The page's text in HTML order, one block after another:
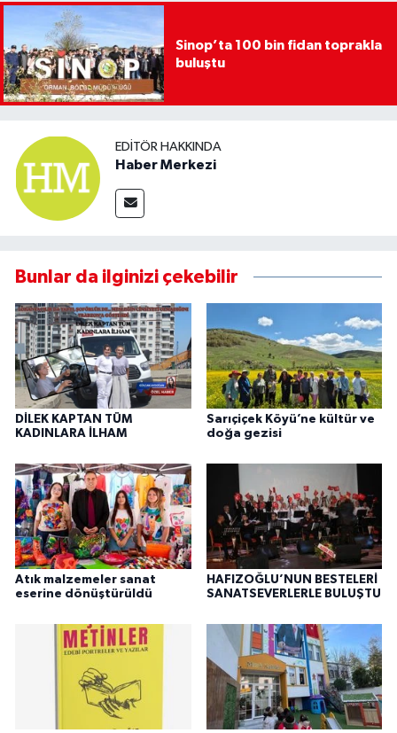
Sinop’ta 100 bin fidan toprakla
buluştu
EDITÖR HAKKINDA
Haber Merkezi
Bunlar da ilginizi çekebilir
DİLEK KAPTAN TÜM
KADINLARA İLHAM
Sarıçiçek Köyü’ne kültür ve
doğa gezisi
Atık malzemeler sanat
eserine dönüştürüldü
HAFIZOĞLU’NUN BESTELERİ
SANATSEVERLERLE BULUŞTU